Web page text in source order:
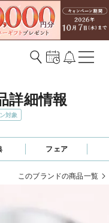
詳細情報
対象
フェア
このブランドの商品一覧